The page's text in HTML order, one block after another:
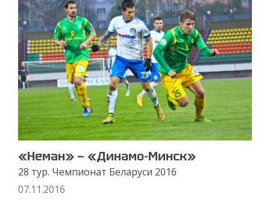
«Неман» — «Динамо-Минск»
28 тур. Чемпионат Беларуси 2016
07.11.2016